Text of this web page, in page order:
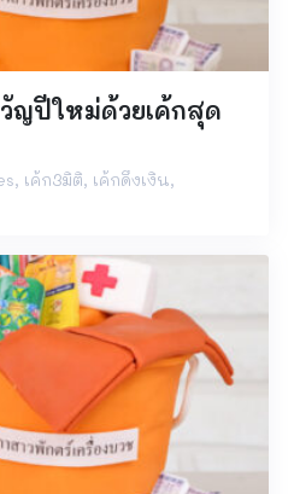
ญปีใหม่ด้วยเค้กสุด
, เค้ก3มิติ, เค้กดึงเงิน,